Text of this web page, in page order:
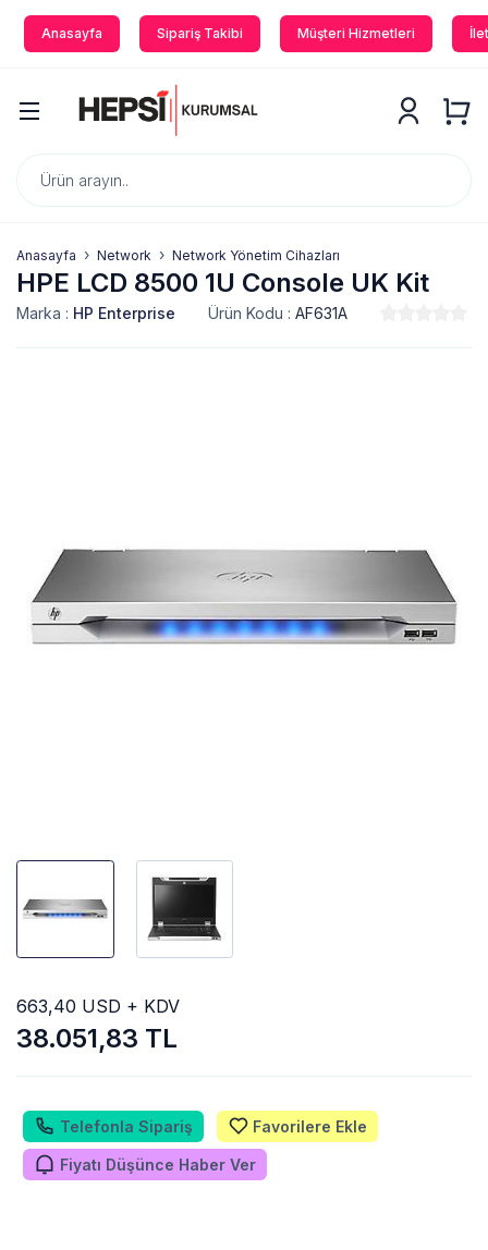
Anasayfa Sipariş Takibi Müşteri Hizmetleri
Anasayfa Network Network Yönetim Cihazları
HPE LCD 8500 1U Console UK Kit
Marka : HP Enterprise Ürün Kodu : AF631A
38.051,83 TL
663,40 USD + KDV
Telefonla Sipariş Favorilere Ekle
Fiyatı Düşünce Haber Ver